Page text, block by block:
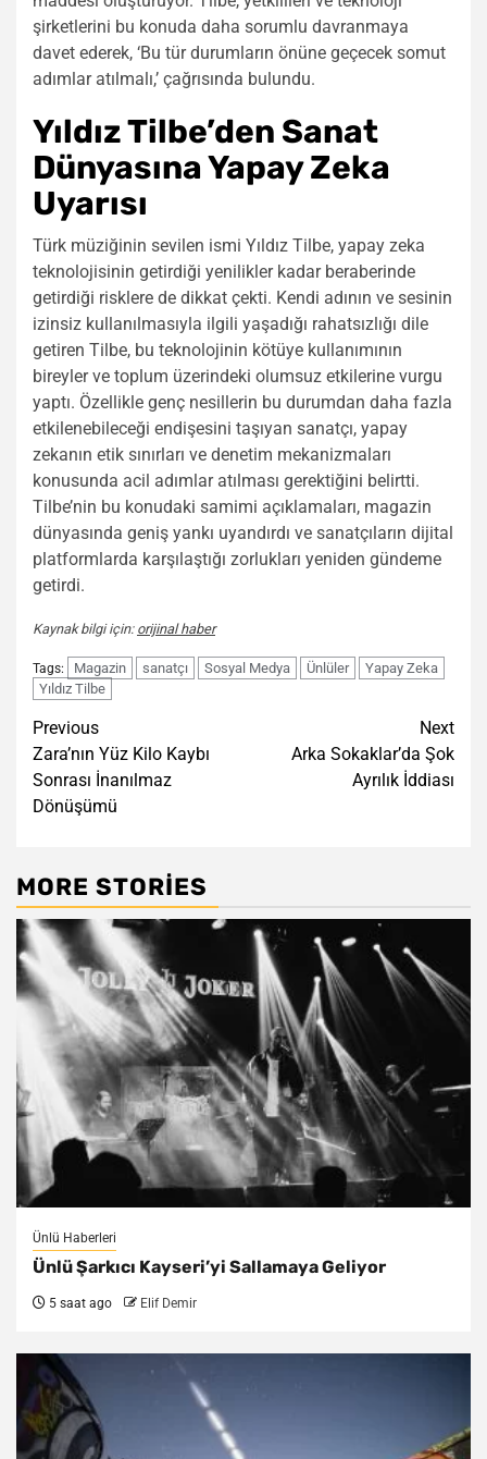
şirketlerini bu konuda daha sorumlu davranmaya
davet ederek, ‘Bu tür durumların önüne geçecek somut
adımlar atılmalı,’ çağrısında bulundu.
Yıldız Tilbe’den Sanat
Dünyasına Yapay Zeka
Uyarısı
Türk müziğinin sevilen ismi Yıldız Tilbe, yapay zeka
teknolojisinin getirdiği yenilikler kadar beraberinde
getirdiği risklere de dikkat çekti. Kendi adının ve sesinin
izinsiz kullanılmasıyla ilgili yaşadığı rahatsızlığı dile
getiren Tilbe, bu teknolojinin kötüye kullanımının
bireyler ve toplum üzerindeki olumsuz etkilerine vurgu
yaptı. Özellikle genç nesillerin bu durumdan daha fazla
etkilenebileceği endişesini taşıyan sanatçı, yapay
zekanın etik sınırları ve denetim mekanizmaları
konusunda acil adımlar atılması gerektiğini belirtti.
Tilbe’nin bu konudaki samimi açıklamaları, magazin
dünyasında geniş yankı uyandırdı ve sanatçıların dijital
platformlarda karşılaştığı zorlukları yeniden gündeme
getirdi.
Kaynak bilgi için: orijinal haber
Tags: Magazin sanatçı Sosyal Medya Ünlüler
Yapay Zeka
Yıldız Tilbe
Post
navigation
Previous
Zara’nın Yüz Kilo Kaybı
Sonrası İnanılmaz
Dönüşümü
Next
Arka Sokaklar’da Şok
Ayrılık İddiası
MORE STORIES
Ünlü Haberleri
Ünlü Şarkıcı Kayseri’yi Sallamaya Geliyor
5 saat ago Elif Demir